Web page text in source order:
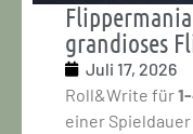
grandioses
Juli 17, 2026
Roll&Write für
einer Spieldauer